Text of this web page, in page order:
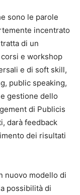
sono le parole
incentrato
di un
e workshop
e di soft skill,
public speaking,
gestione dello
di Publicis
darà feedback
dei risultati
nuovo modello di
possibilità di